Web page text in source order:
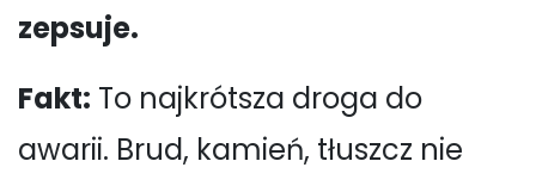
zepsuje.
Fakt: To najkrótsza droga do
awarii. Brud, kamień, tłuszcz nie